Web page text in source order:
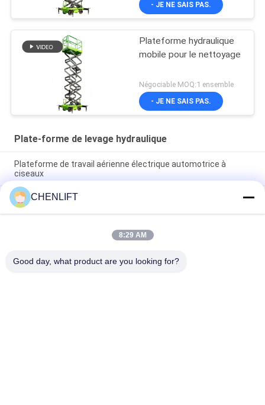
- JE NE SAIS PAS.
Plateforme hydraulique
mobile pour le nettoyage
Négociable MOQ:1 ensemble
- JE NE SAIS PAS.
Plate-forme de levage hydraulique
Plateforme de travail aérienne électrique automotrice à
ciseaux
Plateforme hydraulique de 10 m élévateur électrique à
ciseaux autopropulsé avec plateforme d'extension 450 kg de
charge
Plateforme de levage hydraulique de 10 mètres Plateforme de
CHENLIFT
8:29 AM
Good day, what product are you looking for?